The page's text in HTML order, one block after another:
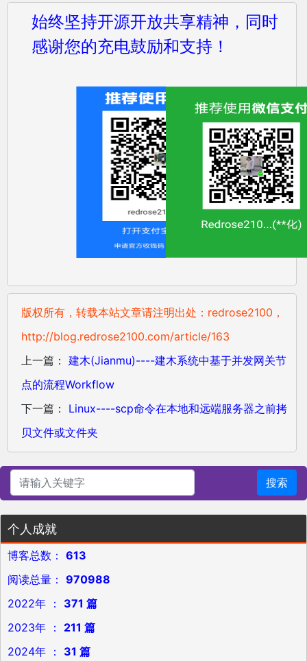
始终坚持开源开放共享精神，同时
感谢您的充电鼓励和支持！
版权所有，转载本站文章请注明出处：redrose2100，
http://blog.redrose2100.com/article/163
上一篇： 建木(Jianmu)----建木系统中基于并发网关节
点的流程Workflow
下一篇： Linux----scp命令在本地和远端服务器之前拷
贝文件或文件夹
搜索
个人成就
博客总数： 613
阅读总量： 970988
2022年 ： 371 篇
2023年 ： 211 篇
2024年 ： 31 篇